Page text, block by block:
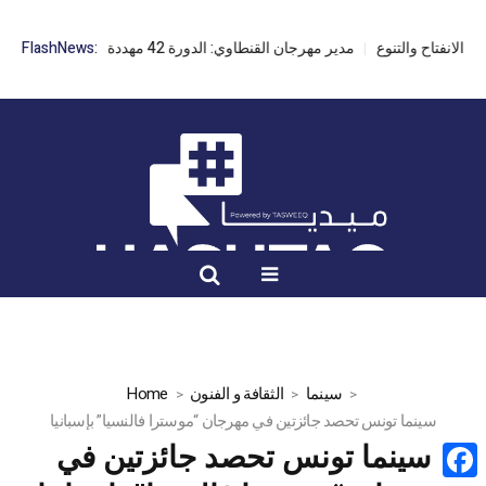
FlashNews: مدير مهرجان القنطاوي: الدورة 42 مهددة بسبب تأخر التراخيص
Home الثقافة و الفنون
سينما
سينما تونس تحصد جائزتين في مهرجان “موسترا فالنسيا” بإسبانيا
سينما تونس تحصد جائزتين في